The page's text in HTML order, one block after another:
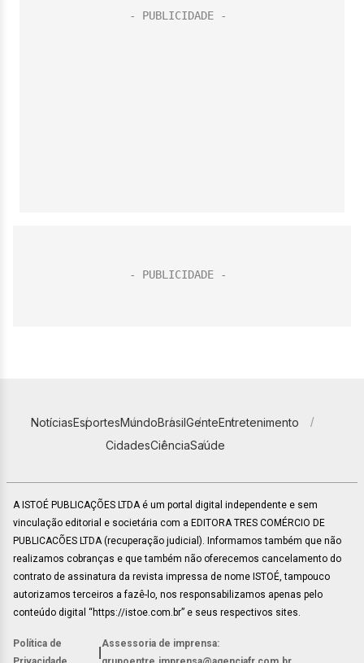
NotíciasEsportesMundoBrasilGenteEntretenimento
CidadesCiênciaSaúde
A ISTOÉ PUBLICAÇÕES LTDA é um portal digital independente e sem
vinculação editorial e societária com a EDITORA TRES COMÉRCIO DE
PUBLICACÕES LTDA (recuperação judicial). Informamos também que não
realizamos cobranças e que também não oferecemos cancelamento do
contrato de assinatura da revista impressa de nome ISTOÉ, tampouco
autorizamos terceiros a fazê-lo, nos responsabilizamos apenas pelo
conteúdo digital “https://istoe.com.br” e seus respectivos sites.
Política de
Assessoria de imprensa: